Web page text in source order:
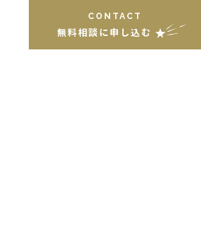
CONTACT
無料相談に申し込む